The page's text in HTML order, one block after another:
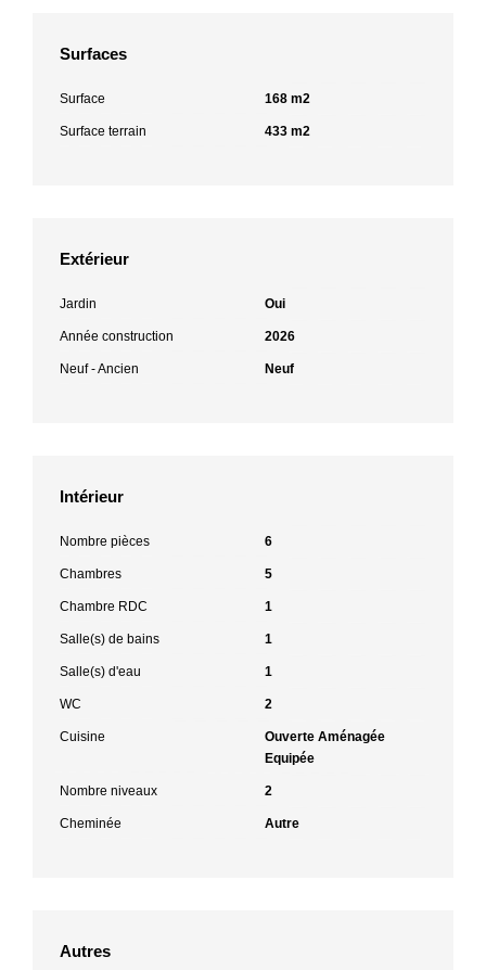
Surfaces
Surface 168 m2
Surface terrain 433 m2
Extérieur
Jardin Oui
Année construction 2026
Neuf - Ancien Neuf
Intérieur
Nombre pièces 6
Chambres 5
Chambre RDC 1
Salle(s) de bains 1
Salle(s) d'eau 1
WC 2
Cuisine
Ouverte Aménagée
Equipée
Nombre niveaux 2
Cheminée Autre
Autres